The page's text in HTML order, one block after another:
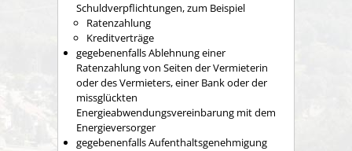
Schuldverpflichtungen, zum Beispiel
Ratenzahlung
Kreditverträge
gegebenenfalls Ablehnung einer
Ratenzahlung von Seiten der Vermieterin
oder des Vermieters, einer Bank oder der
missglückten
Energieabwendungsvereinbarung mit dem
Energieversorger
gegebenenfalls Aufenthaltsgenehmigung